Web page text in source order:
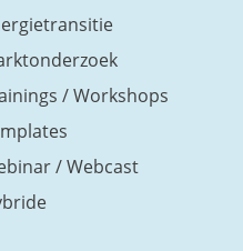
/ Workshops
/ Webcast